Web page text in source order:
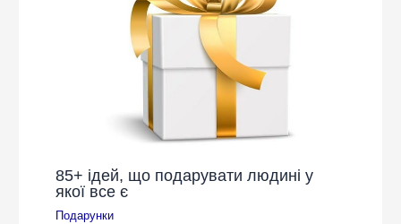
85+ ідей, що подарувати людині у
якої все є
Подарунки